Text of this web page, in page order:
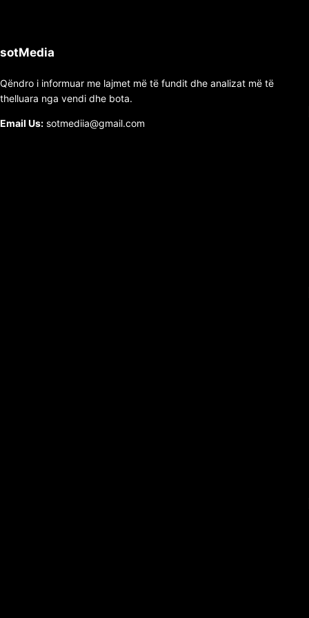
sotMedia
Qëndro i informuar me lajmet më të fundit dhe analizat më të
thelluara nga vendi dhe bota.
Email Us: sotmediia@gmail.com